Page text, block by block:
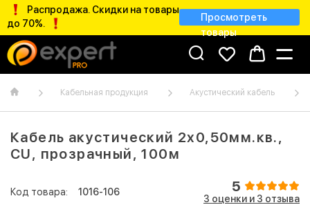
Распродажа. Скидки на товары
до 70%.
Просмотреть
товары
Кабельная продукция Акустический кабель
Кабель акустический 2х0,50мм.кв.,
CU, прозрачный, 100м
Код товара: 1016-106 5
3 оценки и 3 отзывa